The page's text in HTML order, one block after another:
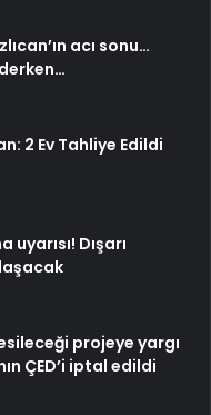
acı sonu…
2 Ev Tahliye Edildi
uyarısı! Dışarı
projeye yargı
ÇED’i iptal edildi